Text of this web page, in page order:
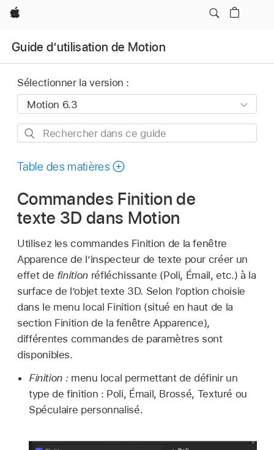
Apple
Guide d’utilisation de Motion
Sélectionner la version :
Rechercher
ce
Table des matières
Commandes Finition de
texte 3D dans Motion
Utilisez les commandes Finition de la fenêtre
Apparence de l’inspecteur de texte pour créer un
effet de finitionréfléchissante (Poli, Émail, etc.) à la
surface de l’objet texte 3D. Selon l’option choisie
dans le menu local Finition (situé en haut de la
section Finition de la fenêtre Apparence),
différentes commandes de paramètres sont
disponibles.
Finition :menu local permettant de définir un
type de finition : Poli, Émail, Brossé, Texturé ou
Spéculaire personnalisé.